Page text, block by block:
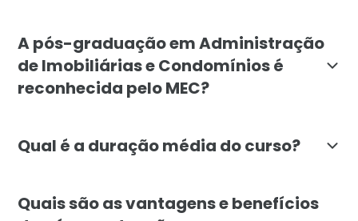
A pós-graduação em Administração
de Imobiliárias e Condomínios é
reconhecida pelo MEC?
Qual é a duração média do curso?
Quais são as vantagens e benefícios